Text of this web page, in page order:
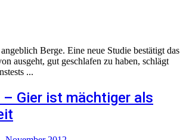
Berge. Eine neue Studie bestätigt das
ausgeht, gut geschlafen zu haben, schlägt
...
– Gier ist mächtiger als